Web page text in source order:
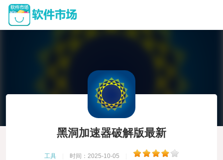
黑洞加速器破解版最新
工具 时间：2025-10-05